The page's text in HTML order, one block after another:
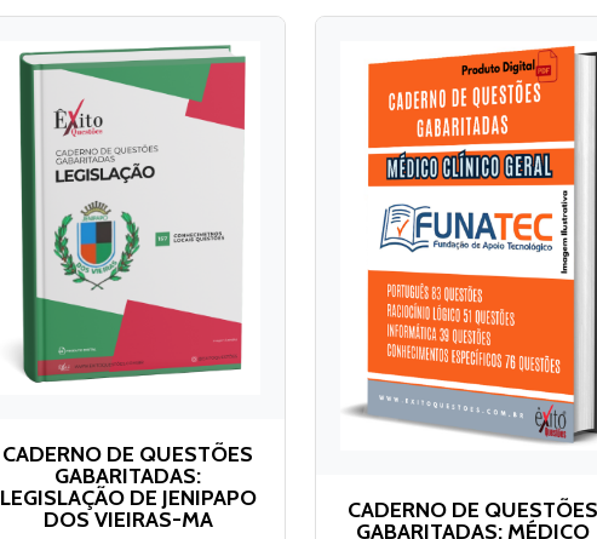
CADERNO DE QUESTÕES
GABARITADAS:
LEGISLAÇÃO DE JENIPAPO
DOS VIEIRAS-MA
CADERNO DE QUESTÕES
GABARITADAS: MÉDICO